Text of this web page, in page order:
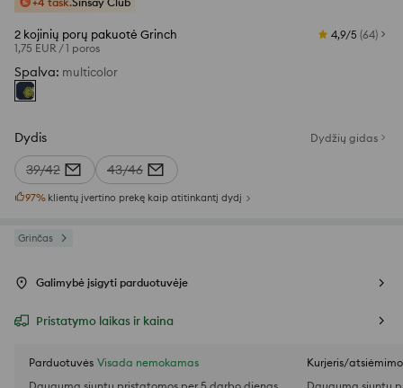
2 kojinių porų pakuotė Grinch
1,75 EUR /1 poros
4,9/5 (64)
Spalva: multicolor
Dydis Dydžių gidas
39/42 43/46
97% klientų įvertino prekę kaip atitinkantį dydį
Grinčas
Galimybė įsigyti parduotuvėje
Pristatymo laikas ir kaina
Parduotuvės Visada nemokamas
Kurjeris/